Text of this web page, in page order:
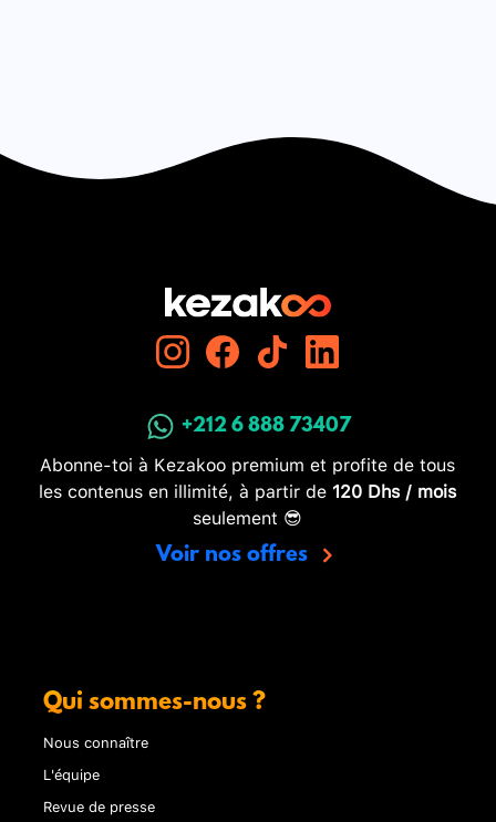
+212 6 888 73407
Abonne-toi à Kezakoo premium et profite de tous
les contenus en illimité, à partir de 120 Dhs / mois
seulement 😎
Voir nos offres
Qui sommes-nous ?
Nous connaître
L'équipe
Revue de presse